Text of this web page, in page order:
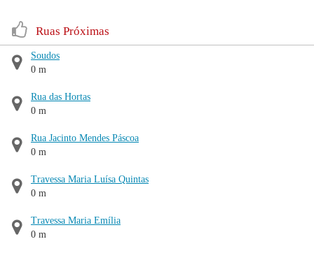
Ruas Próximas
Soudos
0 m
Rua das Hortas
0 m
Rua Jacinto Mendes Páscoa
0 m
Travessa Maria Luísa Quintas
0 m
Travessa Maria Emília
0 m